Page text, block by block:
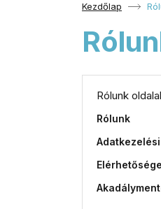
Kezdőlap
Rólunk
Rólunk